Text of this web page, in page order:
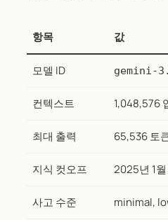
항목 값
모델 ID gemini-
컨텍스트 1,048,576
최대 출력 65,536 토
지식 컷오프 2025년 1월
사고 수준 minimal,